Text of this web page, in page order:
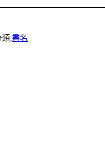
類:書名